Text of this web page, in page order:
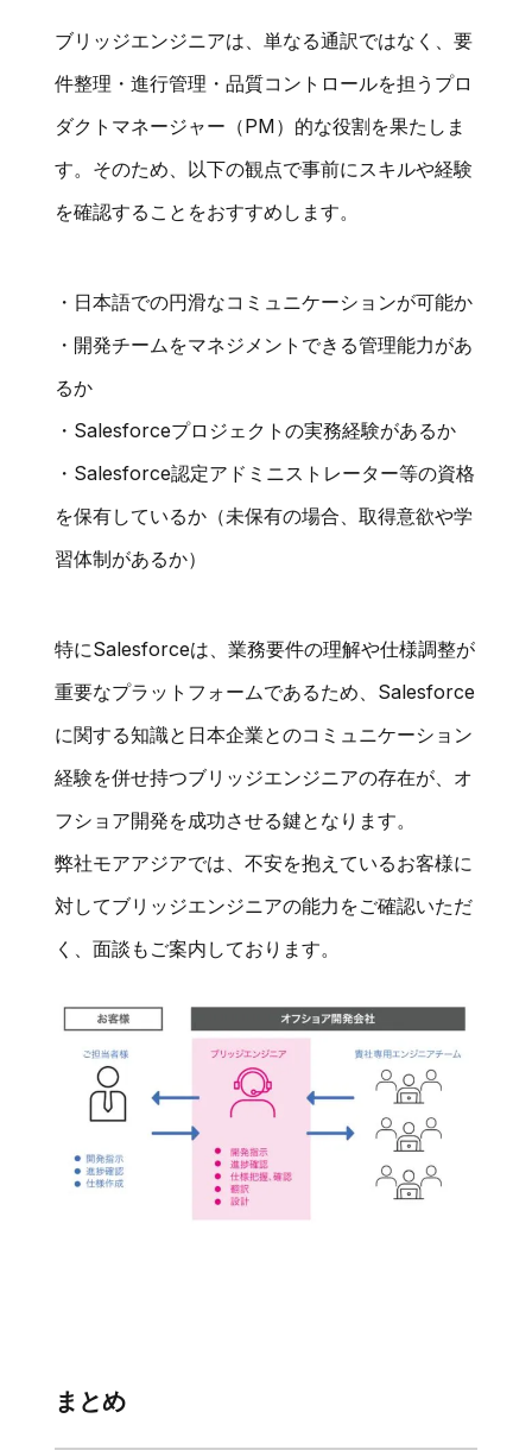
ブリッジエンジニアは、単なる通訳ではなく、要
件整理・進行管理・品質コントロールを担うプロ
ダクトマネージャー（PM）的な役割を果たしま
す。そのため、以下の観点で事前にスキルや経験
を確認することをおすすめします。
・日本語での円滑なコミュニケーションが可能か
・開発チームをマネジメントできる管理能力があ
るか
・Salesforceプロジェクトの実務経験があるか
・Salesforce認定アドミニストレーター等の資格
を保有しているか（未保有の場合、取得意欲や学
習体制があるか）
特にSalesforceは、業務要件の理解や仕様調整が
重要なプラットフォームであるため、Salesforce
に関する知識と日本企業とのコミュニケーション
経験を併せ持つブリッジエンジニアの存在が、オ
フショア開発を成功させる鍵となります。
弊社モアアジアでは、不安を抱えているお客様に
対してブリッジエンジニアの能力をご確認いただ
く、面談もご案内しております。
まとめ